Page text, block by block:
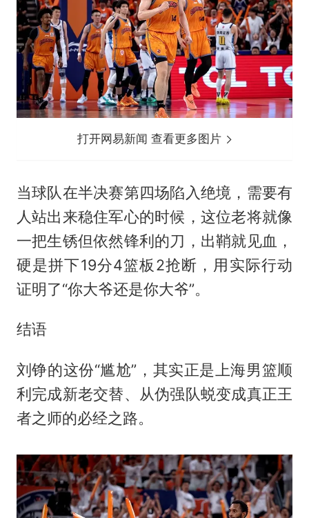
打开网易新闻 查看更多图片
当球队在半决赛第四场陷入绝境，需要有
人站出来稳住军心的时候，这位老将就像
一把生锈但依然锋利的刀，出鞘就见血，
硬是拼下19分4篮板2抢断，用实际行动
证明了“你大爷还是你大爷”。
结语
刘铮的这份“尴尬”，其实正是上海男篮顺
利完成新老交替、从伪强队蜕变成真正王
者之师的必经之路。